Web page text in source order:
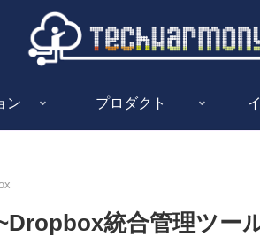
ン プロダクト
統合管理ツー